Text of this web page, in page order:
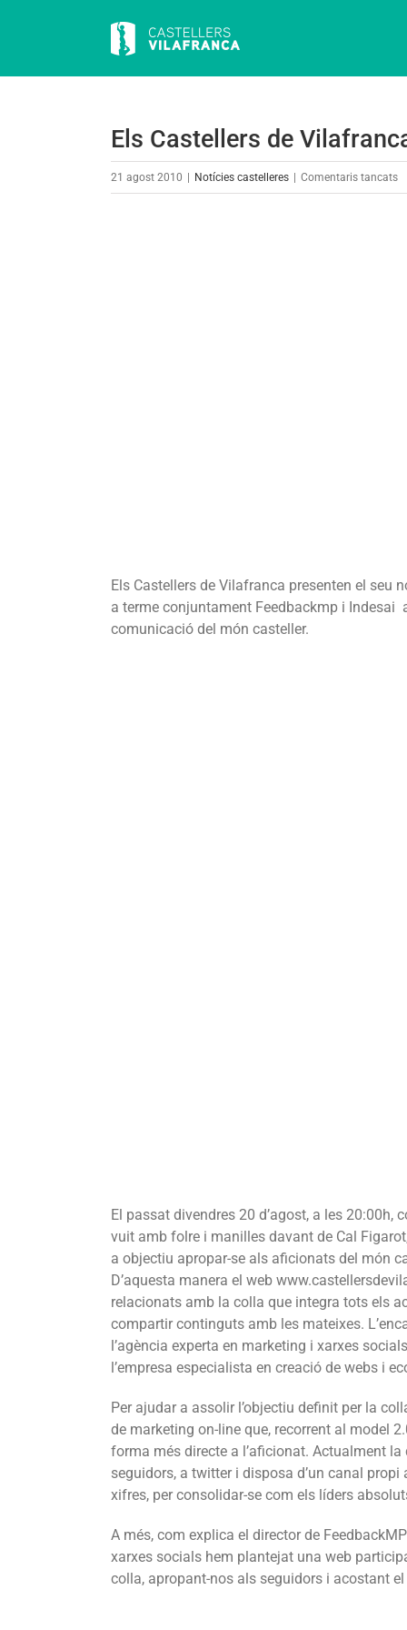
Els Castellers de
21 agost 2010 Notícies castelleres Comentaris tancatsa
Els Castellers de Vilafranca presenten el seu
a terme conjuntament Feedbackmp i Indesai
comunicació del món casteller.
El passat divendres 20 d’agost, a les
vuit amb folre i manilles davant de Cal
a objectiu apropar-se als aficionats del món
D’aquesta manera el web
relacionats amb la colla que integra tots els
compartir continguts amb les mateixes.
l’agència experta en marketing i xarxes
l’empresa especialista en creació de webs i
Per ajudar a assolir l’objectiu definit per la
de marketing on-line que, recorrent al model
forma més directe a l’aficionat. Actualment
seguidors, a twitter i disposa d’un canal
xifres, per consolidar-se com els líders
A més, com explica el director de
xarxes socials hem plantejat una web
colla, apropant-nos als seguidors i acostant